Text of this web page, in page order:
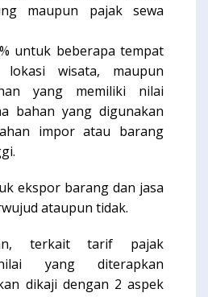
maupun pajak sewa
untuk beberapa tempat
wisata, maupun
yang memiliki nilai
bahan yang digunakan
impor atau barang
ekspor barang dan jasa
ataupun tidak.
terkait tarif pajak
yang diterapkan
dikaji dengan 2 aspek